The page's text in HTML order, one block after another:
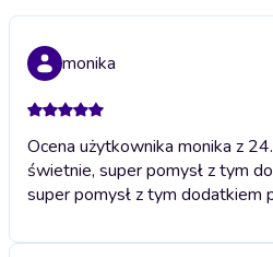
monika
Ocena użytkownika monika z
świetnie, super pomysł z tym
super pomysł z tym dodatkiem